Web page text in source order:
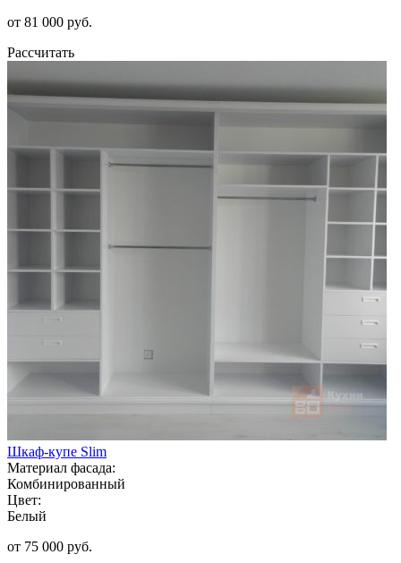
от 81 000 руб.
Рассчитать
Шкаф-купе Slim
Материал фасада:
Комбинированный
Цвет:
Белый
от 75 000 руб.